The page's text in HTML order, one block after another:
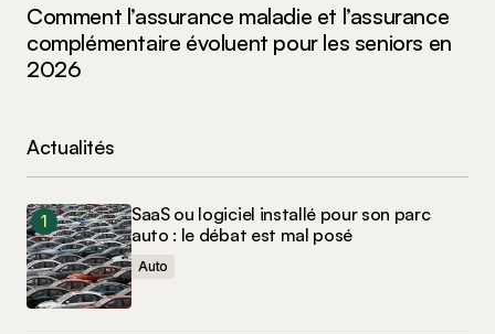
Comment l’assurance maladie et l’assurance
complémentaire évoluent pour les seniors en
2026
Actualités
SaaS ou logiciel installé pour son parc
auto : le débat est mal posé
Auto